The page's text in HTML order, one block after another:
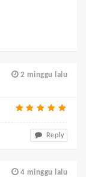
2 minggu lalu
Reply
4 minggu lalu